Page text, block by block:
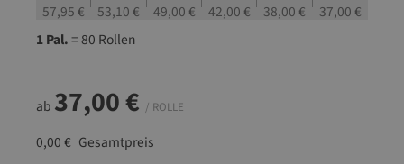
57,95 € 53,10 € 49,00 € 42,00 € 38,00 €
37,00 €
1 Pal.= 80 Rollen
ab 37,00 € / ROLLE
0,00 € Gesamtpreis